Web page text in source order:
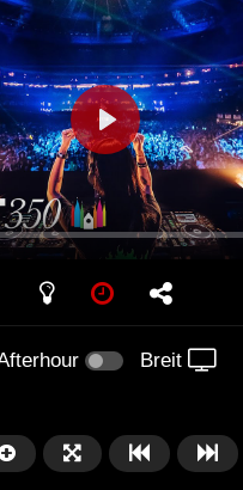
PLAY
Breit